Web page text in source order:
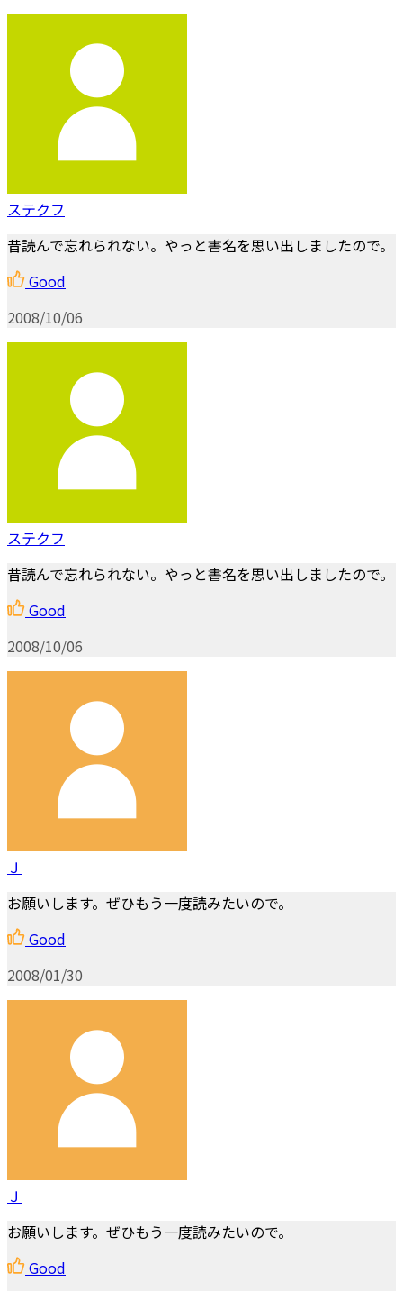
ステクフ
昔読んで忘れられない。やっと書名を思い出しましたので。
Good
2008/10/06
ステクフ
昔読んで忘れられない。やっと書名を思い出しましたので。
Good
2008/10/06
Ｊ
お願いします。ぜひもう一度読みたいので。
Good
2008/01/30
Ｊ
お願いします。ぜひもう一度読みたいので。
Good